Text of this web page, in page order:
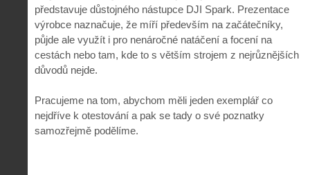
představuje důstojného nástupce DJI Spark. Prezentace
výrobce naznačuje, že míří především na začátečníky,
půjde ale využít i pro nenáročné natáčení a focení na
cestách nebo tam, kde to s větším strojem z nejrůznějších
důvodů nejde.
Pracujeme na tom, abychom měli jeden exemplář co
nejdříve k otestování a pak se tady o své poznatky
samozřejmě podělíme.